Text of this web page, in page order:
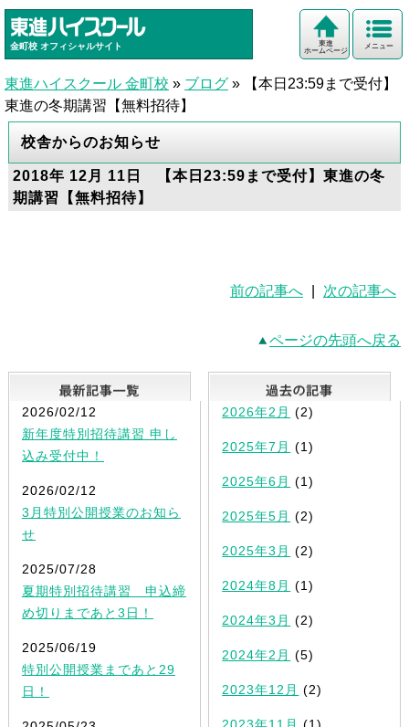
金町校 オフィシャルサイト メニュー
東進
ホームページ
東進ハイスクール 金町校 » ブログ »
【本日23:59まで受付】
東進の冬期講習【無料招待】
校舎からのお知らせ
2018年 12月 11日 【本日23:59まで受付】東進の冬
期講習【無料招待】
前の記事へ 次の記事へ
ページの先頭へ戻る
最新記事一覧
2026/02/12
新年度特別招待講習 申し
込み受付中！
2026/02/12
3月特別公開授業のお知ら
せ
2025/07/28
夏期特別招待講習 申込締
め切りまであと3日！
2025/06/19
特別公開授業まであと29
日！
2026年2月 (2)
2025年7月 (1)
2025年6月 (1)
2025年5月 (2)
2025年3月 (2)
2024年8月 (1)
2024年3月 (2)
2024年2月 (5)
2023年12月 (2)